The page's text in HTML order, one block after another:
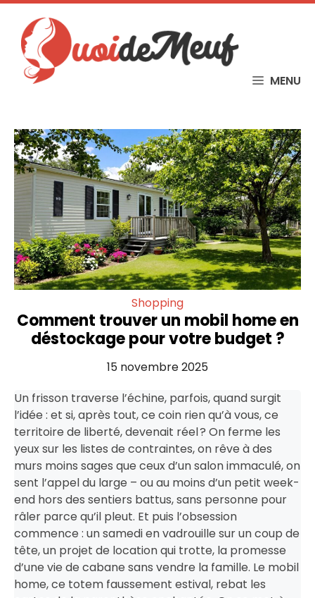
Skip
content
MENU
Shopping
Comment trouver un mobil home en
déstockage pour votre budget ?
15 novembre 2025
Un frisson traverse l’échine, parfois, quand surgit
l’idée : et si, après tout, ce coin rien qu’à vous, ce
territoire de liberté, devenait réel ? On ferme les
yeux sur les listes de contraintes, on rêve à des
murs moins sages que ceux d’un salon immaculé, on
sent l’appel du large – ou au moins d’un petit week-
end hors des sentiers battus, sans personne pour
râler parce qu’il pleut. Et puis l’obsession
commence : un samedi en vadrouille sur un coup de
tête, un projet de location qui trotte, la promesse
d’une vie de cabane sans vendre la famille. Le mobil
home, ce totem faussement estival, rebat les